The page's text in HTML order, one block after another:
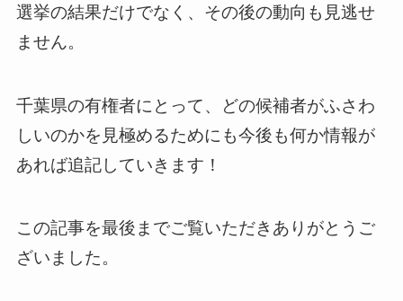
選挙の結果だけでなく、その後の動向も見逃せ
ません。
千葉県の有権者にとって、どの候補者がふさわ
しいのかを見極めるためにも今後も何か情報が
あれば追記していきます！
この記事を最後までご覧いただきありがとうご
ざいました。